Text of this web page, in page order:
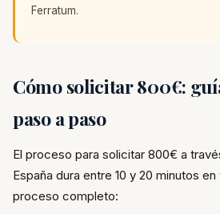
Ferratum.
Cómo solicitar 800€:
paso a paso
El proceso para solicitar 800€ a
España dura entre 10 y 20 minutos
proceso completo: